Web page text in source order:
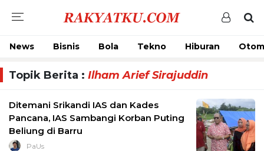
News Bisnis Bola Tekno Hiburan
Topik Berita : Ilham Arief Sirajuddin
Ditemani Srikandi IAS dan Kades
Pancana, IAS Sambangi Korban Puting
Beliung di Barru
PaUs